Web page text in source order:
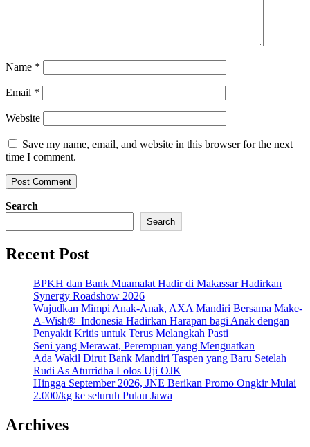
Name *
Email *
Website
Save my name, email, and website in this browser for the next
time I comment.
Search
Search
Recent Post
BPKH dan Bank Muamalat Hadir di Makassar Hadirkan
Synergy Roadshow 2026
Wujudkan Mimpi Anak-Anak, AXA Mandiri Bersama Make-
A-Wish® Indonesia Hadirkan Harapan bagi Anak dengan
Penyakit Kritis untuk Terus Melangkah Pasti
Seni yang Merawat, Perempuan yang Menguatkan
Ada Wakil Dirut Bank Mandiri Taspen yang Baru Setelah
Rudi As Aturridha Lolos Uji OJK
Hingga September 2026, JNE Berikan Promo Ongkir Mulai
2.000/kg ke seluruh Pulau Jawa
Archives